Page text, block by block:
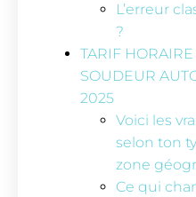
L’erreur
?
TARIF
SOUDEUR
2025
Voici les
selon ton
zone
Ce qui